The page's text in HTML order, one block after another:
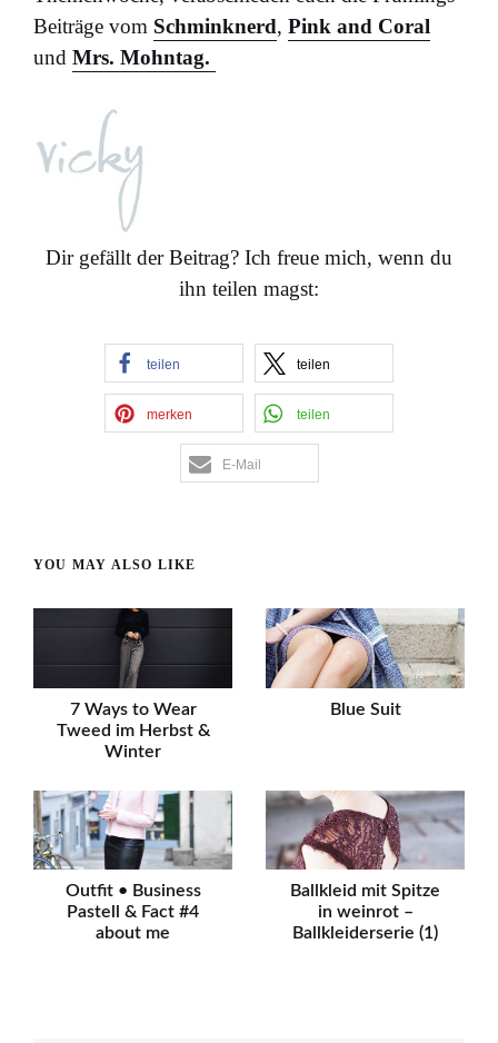
Beiträge vom Schminknerd, Pink and Coral
und Mrs. Mohntag.
Dir gefällt der Beitrag? Ich freue mich, wenn du
ihn teilen magst:
teilen teilen
merken teilen
E-Mail
YOU MAY ALSO LIKE
7 Ways to Wear
Tweed im Herbst &
Winter
Blue Suit
Outfit • Business
Pastell & Fact #4
about me
Ballkleid mit Spitze
in weinrot –
Ballkleiderserie (1)